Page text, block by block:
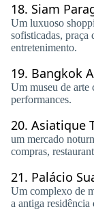
18. Siam
Um luxuoso
sofisticadas, praça
entretenimento.
19. Bangkok
Um museu de arte
performances.
20. Asiatique
um mercado
compras,
21. Palácio
Um complexo de
a antiga